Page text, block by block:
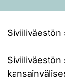
Siviiliväestön
Siviiliväestön